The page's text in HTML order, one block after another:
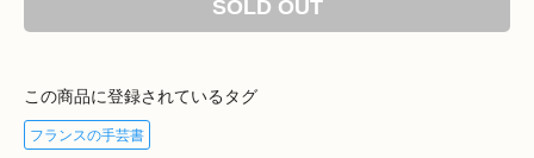
SOLD OUT
この商品に登録されているタグ
フランスの手芸書